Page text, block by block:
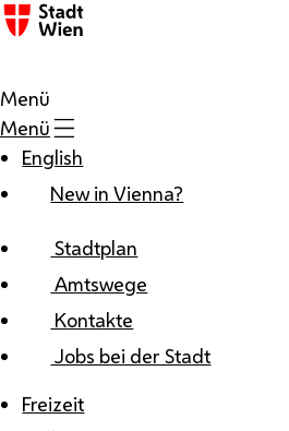
Zum Inhalt
Menü
Menü
English
New in Vienna?
Stadtplan
Amtswege
Kontakte
Jobs bei der Stadt
Freizeit